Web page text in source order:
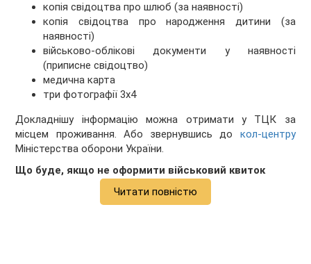
копія свідоцтва про шлюб (за наявності)
копія свідоцтва про народження дитини (за
наявності)
військово-облікові документи у наявності
(приписне свідоцтво)
медична карта
три фотографії 3х4
Докладнішу інформацію можна отримати у ТЦК за
місцем проживання. Або звернувшись до кол-центру
Міністерства оборони України.
Що буде, якщо не оформити військовий квиток
Читати повністю